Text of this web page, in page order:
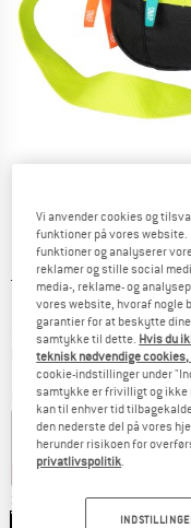
Original pris :
54,95€
Pris:
38,47€ inkl. moms.
KR287,59
plus
Farve:Black
25% 30%
3,8 l
Vi anvender cookies og
funktioner på vores
funktioner og analyserer
reklamer og stille social
media-, reklame- og
vores website, hvoraf
garantier for at beskytte
samtykke til dette. Hvis du
teknisk nødvendige
cookie-indstillinger under
samtykke er frivilligt og ikke
kan til enhver tid
den nederste del på vores
herunder risikoen for
privatlivspolitik